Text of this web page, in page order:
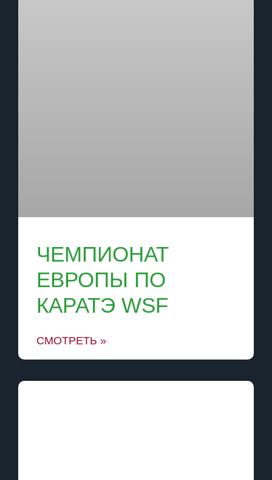
ЧЕМПИОНАТ
ЕВРОПЫ ПО
КАРАТЭ WSF
СМОТРЕТЬ »